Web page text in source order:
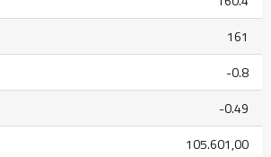
161
-0.8
-0.49
105.601,00